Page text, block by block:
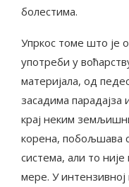
болестима.
Упркос томе што је
употреби у
материјала, од
засадима парадајза
крај неким
корена, побољшава
система, али то
мере. У